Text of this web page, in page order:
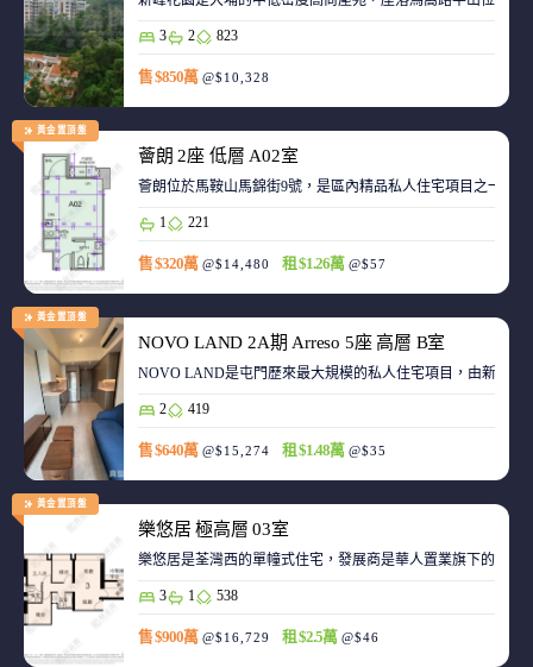
3 2 823
售 $850萬 @$10,328
黃金置頂盤
薈朗 2座 低層 A02室
薈朗位於馬鞍山馬錦街9號，是區內精品私人住宅項目之一，
1 221
售 $320萬 @$14,480 租 $1.26萬 @$57
黃金置頂盤
NOVO LAND 2A期 Arreso 5座 高層 B室
NOVO LAND是屯門歷來最大規模的私人住宅項目，由新鴻
2 419
售 $640萬 @$15,274 租 $1.48萬 @$35
黃金置頂盤
樂悠居 極高層 03室
樂悠居是荃灣西的單幢式住宅，發展商是華人置業旗下的廣
3 1 538
售 $900萬 @$16,729 租 $2.5萬 @$46